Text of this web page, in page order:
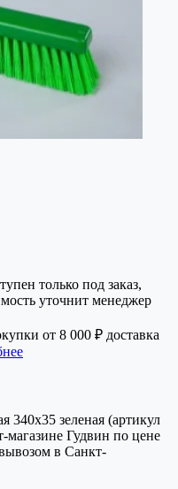
только под заказ,
уточнит менеджер
от 8 000 ₽ доставка
340х35 зеленая (артикул
магазине Гудвин по цене
в Санкт-